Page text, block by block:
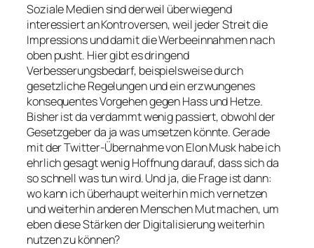
Soziale Medien sind derweil überwiegend
interessiert an Kontroversen, weil jeder Streit die
Impressions und damit die Werbeeinnahmen nach
oben pusht. Hier gibt es dringend
Verbesserungsbedarf, beispielsweise durch
gesetzliche Regelungen und ein erzwungenes
konsequentes Vorgehen gegen Hass und Hetze.
Bisher ist da verdammt wenig passiert, obwohl der
Gesetzgeber da ja was umsetzen könnte. Gerade
mit der Twitter-Übernahme von Elon Musk habe ich
ehrlich gesagt wenig Hoffnung darauf, dass sich da
so schnell was tun wird. Und ja, die Frage ist dann:
wo kann ich überhaupt weiterhin mich vernetzen
und weiterhin anderen Menschen Mut machen, um
eben diese Stärken der Digitalisierung weiterhin
nutzen zu können?